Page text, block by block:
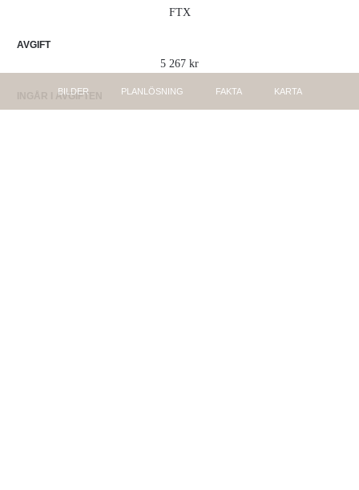
BILDER PLANLÖSNING FAKTA KARTA
FTX
AVGIFT
5 267 kr
INGÅR I AVGIFTEN